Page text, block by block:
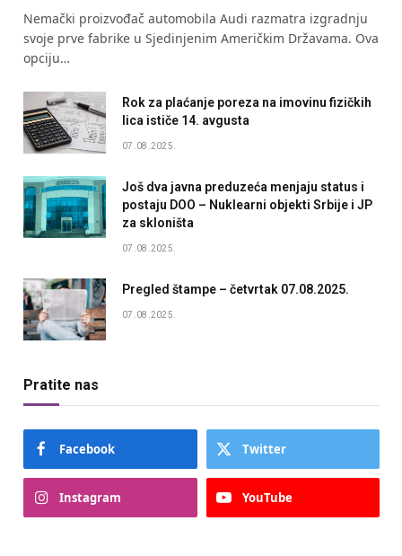
Nemački proizvođač automobila Audi razmatra izgradnju
svoje prve fabrike u Sjedinjenim Američkim Državama. Ova
opciju…
Rok za plaćanje poreza na imovinu fizičkih
lica ističe 14. avgusta
07.08.2025.
Još dva javna preduzeća menjaju status i
postaju DOO – Nuklearni objekti Srbije i JP
za skloništa
07.08.2025.
Pregled štampe – četvrtak 07.08.2025.
07.08.2025.
Pratite nas
Facebook Twitter
Instagram YouTube